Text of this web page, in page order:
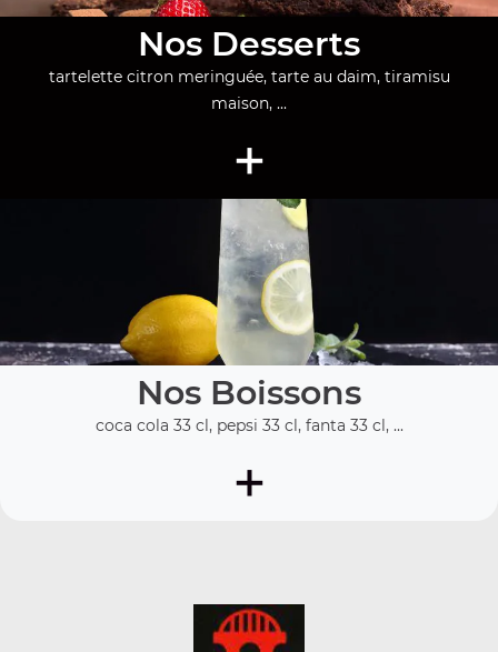
Nos Desserts
tartelette citron meringuée, tarte au daim, tiramisu
maison, ...
+
Nos Boissons
coca cola 33 cl, pepsi 33 cl, fanta 33 cl, ...
+